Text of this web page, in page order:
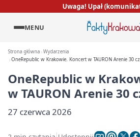
Uwaga! Upał
MENU
Strona główna Wydarzenia
OneRepublic w Krakowie. Koncert w TAURON Arenie 30
OneRepublic w
w TAURON Arenie 30
27 czerwca 2026